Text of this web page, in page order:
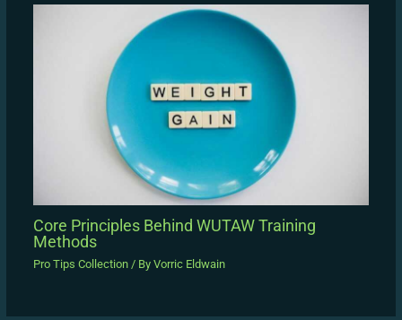
Core Principles Behind WUTAW Training
Methods
Pro Tips Collection/ By Vorric Eldwain